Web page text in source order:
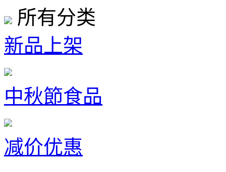
所有分类
新品上架
中秋節食品
减价优惠